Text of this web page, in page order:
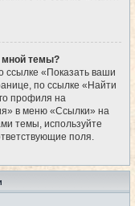
мной темы?
ссылке «Показать ваши
по ссылке «Найти
профиля на
в меню «Ссылки» на
темы, используйте
поля.